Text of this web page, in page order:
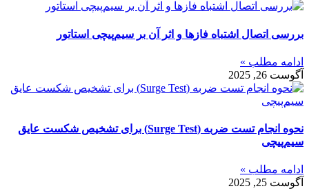
بررسی اتصال اشتباه فازها و اثر آن بر سیم‌پیچی استاتور
ادامه مطلب »
آگوست 26, 2025
نحوه انجام تست ضربه (Surge Test) برای تشخیص شکست عایق
سیم‌پیچی
ادامه مطلب »
آگوست 25, 2025